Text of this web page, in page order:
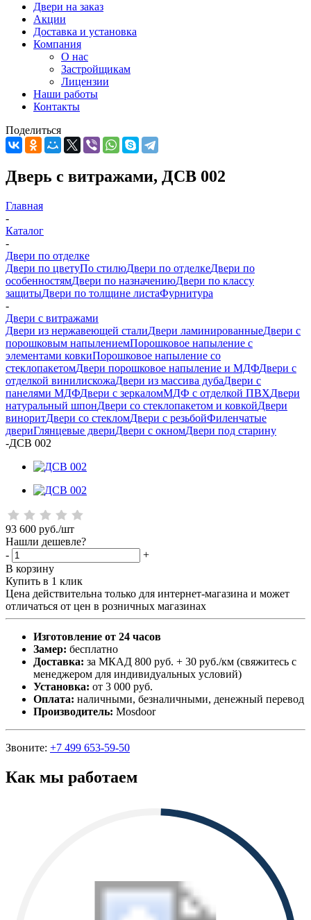
Двери на заказ
Акции
Доставка и установка
Компания
О нас
Застройщикам
Лицензии
Наши работы
Контакты
Поделиться
Дверь с витражами, ДСВ 002
Главная
-
Каталог
-
Двери по отделке
Двери по цветуПо стилюДвери по отделкеДвери по
особенностямДвери по назначениюДвери по классу
защитыДвери по толщине листаФурнитура
-
Двери с витражами
Двери из нержавеющей сталиДвери ламинированныеДвери с
порошковым напылениемПорошковое напыление с
элементами ковкиПорошковое напыление со
стеклопакетомДвери порошковое напыление и МДФДвери с
отделкой винилискожаДвери из массива дубаДвери с
панелями МДФДвери с зеркаломМДФ с отделкой ПВХДвери
натуральный шпонДвери со стеклопакетом и ковкойДвери
виноритДвери со стекломДвери с резьбойФиленчатые
двериГлянцевые двериДвери с окномДвери под старину
-ДСВ 002
93 600 руб./шт
Нашли дешевле?
-
+
В корзину
Купить в 1 клик
Цена действительна только для интернет-магазина и может
отличаться от цен в розничных магазинах
Изготовление от 24 часов
Замер: бесплатно
Доставка: за МКАД 800 руб. + 30 руб./км (свяжитесь с
менеджером для индивидуальных условий)
Установка: от 3 000 руб.
Оплата: наличными, безналичными, денежный перевод
Производитель: Mosdoor
Звоните: +7 499 653-59-50
Как мы работаем